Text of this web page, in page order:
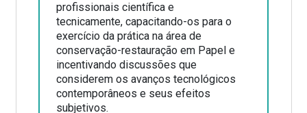
profissionais científica e
tecnicamente, capacitando-os para o
exercício da prática na área de
conservação-restauração em Papel e
incentivando discussões que
considerem os avanços tecnológicos
contemporâneos e seus efeitos
subjetivos.